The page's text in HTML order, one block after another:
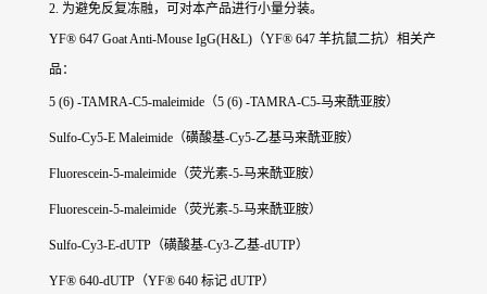
2. 为避免反复冻融，可对本产品进行小量分装。
YF® 647 Goat Anti-Mouse IgG(H&L)（YF® 647 羊抗鼠二抗） 相关产
品：
5 (6) -TAMRA-C5-maleimide（5 (6) -TAMRA-C5-马来酰亚胺）
Sulfo-Cy5-E Maleimide（磺酸基-Cy5-乙基马来酰亚胺）
Fluorescein-5-maleimide（荧光素-5-马来酰亚胺）
Fluorescein-5-maleimide（荧光素-5-马来酰亚胺）
Sulfo-Cy3-E-dUTP（磺酸基-Cy3-乙基-dUTP）
YF® 640-dUTP（YF® 640 标记 dUTP）